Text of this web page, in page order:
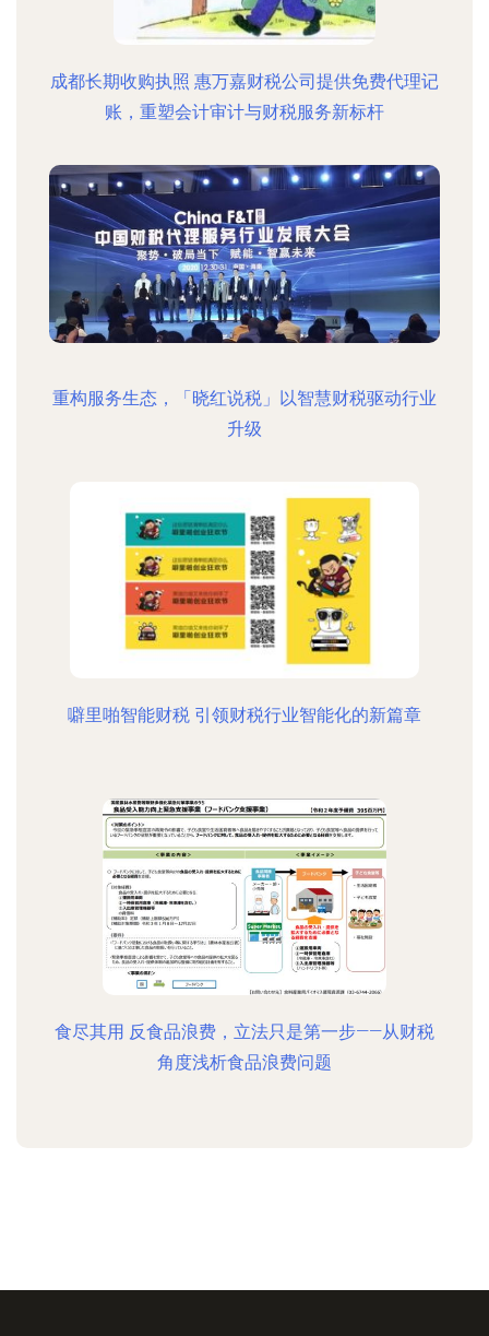
成都长期收购执照 惠万嘉财税公司提供免费代理记
账，重塑会计审计与财税服务新标杆
重构服务生态，「晓红说税」以智慧财税驱动行业
升级
噼里啪智能财税 引领财税行业智能化的新篇章
食尽其用 反食品浪费，立法只是第一步——从财税
角度浅析食品浪费问题